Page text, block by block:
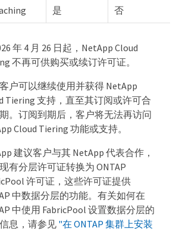
是 否
年 4 月 26 日起，NetApp Cloud
不再可供购买或续订许可证。
户可以继续使用并获得 NetApp
Tiering 支持，直至其订阅或许可合
。订阅到期后，客户将无法再访问
Cloud Tiering 功能或支持。
建议客户与其 NetApp 代表合作，
有分层许可证转换为 ONTAP
许可证，这些许可证提供
中数据分层的功能。有关如何在
中使用 FabricPool 设置数据分层的
息，请参见 "在 ONTAP 集群上安装